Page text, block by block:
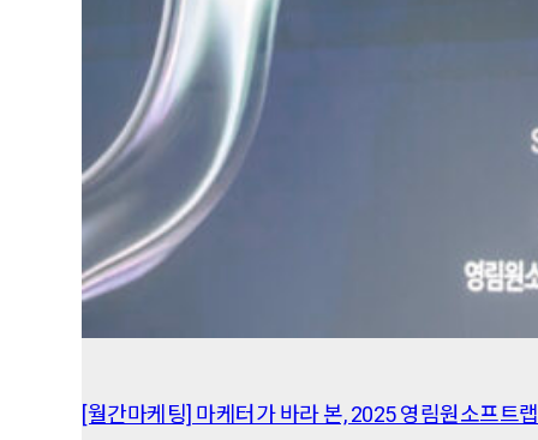
[월간마케팅] 마케터가 바라 본, 2025 영림원소프트